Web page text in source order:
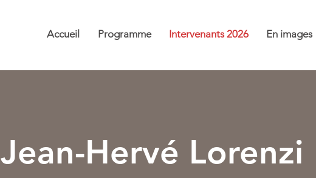
Accueil Programme Intervenants 2026 En images
Jean-Hervé Lorenzi